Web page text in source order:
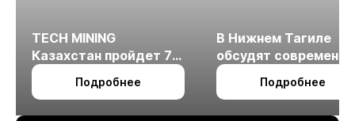
TECH MINING
Казахстан пройдет 7
октября в Алматы
Подробнее
В Нижнем Тагиле
обсудят
технологии
измельчения
Подробнее